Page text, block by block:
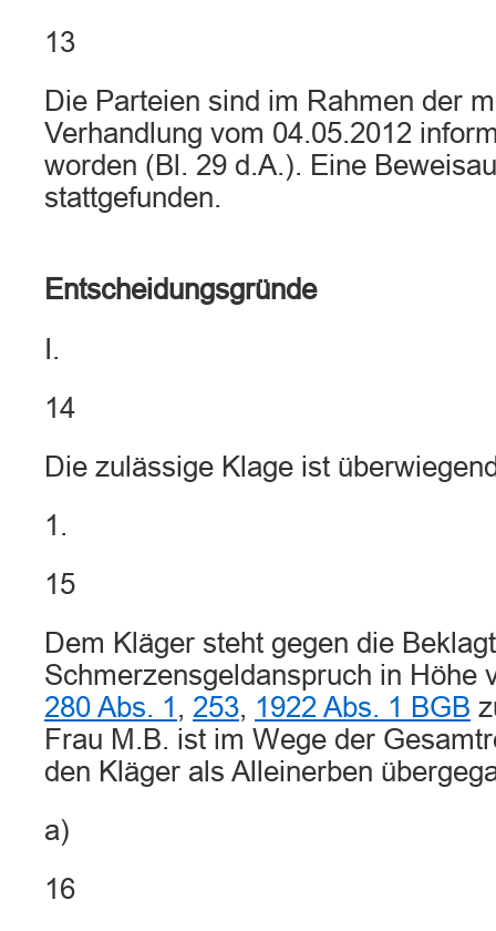
13
Die Parteien sind im Rahmen der
Verhandlung vom 04.05.2012
worden (Bl. 29 d.A.). Eine
stattgefunden.
Entscheidungsgründe
I.
14
Die zulässige Klage ist
1.
15
Dem Kläger steht gegen die
Schmerzensgeldanspruch in Höhe
280 Abs. 1 , 253, 1922 Abs. 1 BGB
Frau M.B. ist im Wege der
den Kläger als Alleinerben
a)
16